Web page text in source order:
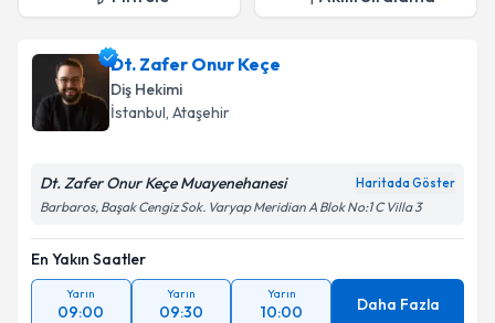
Dt. Zafer Onur Keçe
Diş Hekimi
İstanbul, Ataşehir
Dt. Zafer Onur Keçe Muayenehanesi Haritada Göster
Barbaros, Başak Cengiz Sok. Varyap Meridian A Blok No:1 C Villa 3
En Yakın Saatler
Yarın
09:00
Yarın
09:30
Yarın
10:00 Daha Fazla